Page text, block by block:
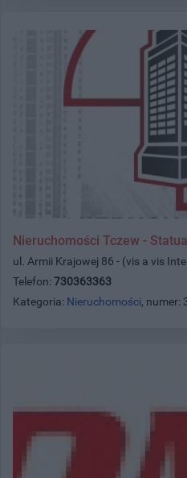
Nieruchomości Tczew - Statua
ul. Armii Krajowej 86 - (vis a vis
Telefon: 730363363
Kategoria: Nieruchomości, numer: